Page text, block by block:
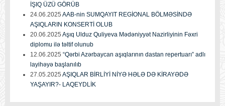
İŞIQ ÜZÜ GÖRÜB
24.06.2025 AAB-nin SUMQAYIT REGİONAL BÖLMƏSİNDƏ
AŞIQLARIN KONSERTİ OLUB
20.06.2025 Aşıq Ulduz Quliyeva Mədəniyyət Nazirliyinin Fəxri
diplomu ilə təltif olunub
12.06.2025 “Qərbi Azərbaycan aşıqlarının dastan repertuarı” adlı
layihəyə başlanılıb
27.05.2025 AŞIQLAR BİRLİYİ NİYƏ HƏLƏ DƏ KİRAYƏDƏ
YAŞAYIR?- LAQEYDLİK